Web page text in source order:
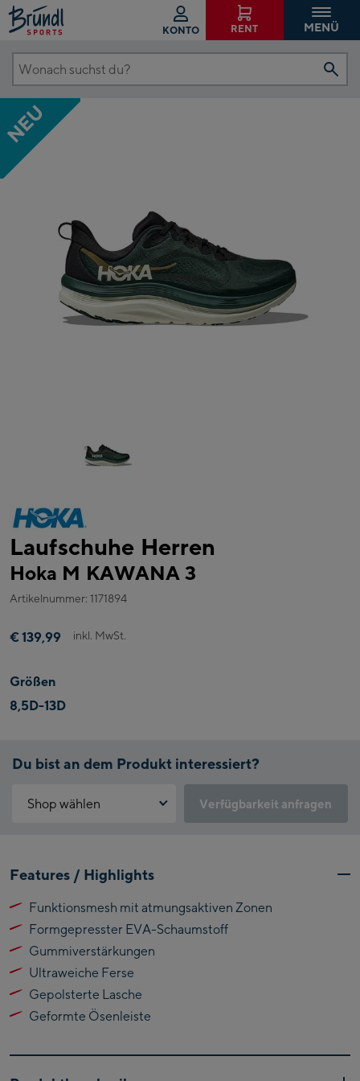
KONTO RENT MENÜ
Wonach
suchst
du?
NEU
Laufschuhe Herren
Hoka M KAWANA 3
Artikelnummer: 1171894
€ 139,99 inkl. MwSt.
Größen
8,5D-13D
Du bist an dem Produkt interessiert?
Shop wählen
Flagshipstore Kaprun
Maiskogelbahn
Talstation / Valley
station
Kitzsteinhorn
Alpincenter
(Bergstation / Top
station)
Bikeworld Kaprun
Verfügbarkeit anfragen
Klicke hierfür einfach auf folgenden Link.
Click & Reserve zulassen
Features / Highlights
Funktionsmesh mit atmungsaktiven Zonen
Formgepresster EVA-Schaumstoff
Gummiverstärkungen
Ultraweiche Ferse
Gepolsterte Lasche
Geformte Ösenleiste